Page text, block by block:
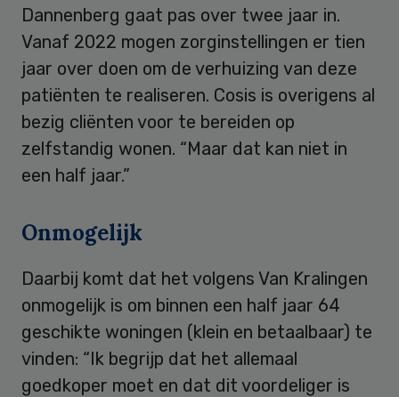
Dannenberg gaat pas over twee jaar in.
Vanaf 2022 mogen zorginstellingen er tien
jaar over doen om de verhuizing van deze
patiënten te realiseren. Cosis is overigens al
bezig cliënten voor te bereiden op
zelfstandig wonen. “Maar dat kan niet in
een half jaar.”
Onmogelijk
Daarbij komt dat het volgens Van Kralingen
onmogelijk is om binnen een half jaar 64
geschikte woningen (klein en betaalbaar) te
vinden: “Ik begrijp dat het allemaal
goedkoper moet en dat dit voordeliger is